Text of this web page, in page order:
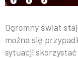
Ogromny świat
można się
sytuacji